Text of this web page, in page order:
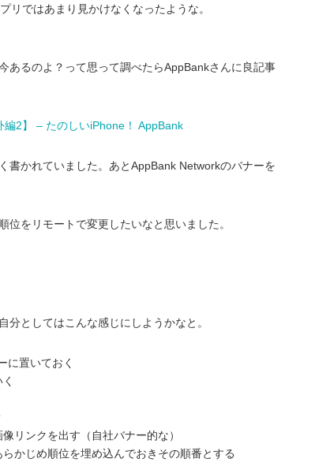
ではあまり見かけなくなったような。
あるのよ？って思って調べたらAppBankさんに良記事
2】 – たのしいiPhone！ AppBank
書かれていました。あとAppBank Networkのバナーを
をリモートで変更したいなと思いました。
としてはこんな感じにしようかなと。
に置いておく
リンクを出す（自社バナー的な）
かじめ順位を埋め込んでおきその順番とする